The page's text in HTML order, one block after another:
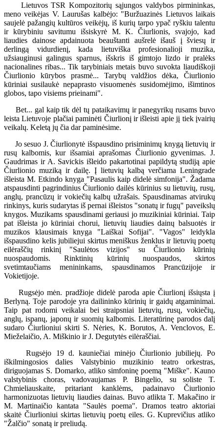
Lietuvos TSR Kompozitorių sąjungos valdybos pirmininkas,
meno veikėjas V. Laurušas kalbėjo: "Buržuazinės Lietuvos laikais
saujelė pažangių kultūros veikėjų, iš kurių tarpo ypač ryškiu talentu
ir kūrybiniu savitumu išsiskyrė M. K. Čiurlionis, svajojo, kad
liaudies dainose apdainuota beauštanti aušrelė išauš į šviesų ir
derlingą vidurdienį, kada lietuviška profesionalioji muzika,
užsiauginusi galingus sparnus, išskris iš gimtojo lizdo ir pralėks
nacionalines ribas... Tik tarybiniais metais buvo suvokta liaudiškoji
Čiurlionio kūrybos prasmė... Tarybų valdžios dėka, Čiurlionio
kūriniai susilaukė nepaprasto visuomenės susidomėjimo, išimtinos
globos, tapo visiems prieinami".
Bet... gal kaip tik dėl tų pataikavimų ir panegyrikų rusams buvo
leista Lietuvoje plačiai paminėti Čiurlionį ir išleisti apie jį tiek įvairių
veikalų. Keletą jų čia dar paminėsime.
Jo sesuo J. Čiurlionytė išspausdino prisiminimų knygą lietuvių ir
rusų kalbomis, kur išsamiai aprašomas Čiurlionio gyvenimas. J.
Gaudrimas ir A. Savickis išleido pakartotinai papildytą studiją apie
Čiurlionio muziką ir dailę. Į lietuvių kalbą verčiama Leningrade
išleista M. Etkindo knyga "Pasaulis kaip didelė simfonija". Žadama
atspausdinti pagrindinius Čiurlionio dailės kūrinius su lietuvių, rusų,
anglų, prancūzų ir vokiečių kalbų užrašais. Spausdinamas atvirukų
rinkinys, kuris sudarytas iš pernai išleistos "sonatų ir fugų" paveikslų
knygos. Muzikams spausdinami geriausi jo muzikiniai kūriniai. Taip
pat išleista jo kūriniai chorui, lietuvių liaudies dainų balsuotės ir
muzikos klausimais knyga "Laiškai Sofijai". "Vagos" leidykla
išspausdino kelis jubiliejui skirtus meniškus ženklus ir lietuvių poetų
eilėraščių rinkinį "Saulėtos vizijos" su Čiurlionio kūrinių
nuospaudomis. Rinktinių kūrinių nuospaudos, skirtos
svetimtaučiams menininkams, spausdinamos Prancūzijoje ir
Vokietijoje.
Rugsėjo mėn. pradžioje didelė paroda apie Čiurlionį išsiųsta į
Berlyną. Toje parodoje yra dailininko kūrinių ir gaidų atgaminimai.
Taip pat rodomi veikalai bei straipsniai lietuvių, rusų, vokiečių,
anglų, ispanų, japonų ir suomių kalbomis. Literatūrinę parodos dalį
sudaro Čiurlioniui skirti S. Nėries, K. Borutos, A. Venclovos, E.
Mieželaičio, A. Miškinio ir J. Degutytės eilėraščiai.
Rugsėjo 19 d. kauniečiai minėjo Čiurlionio jubiliejų. Po
iškilmingosios dalies Valstybinio muzikinio teatro orkestras,
diriguojamas S. Domarko, atliko simfoninę poemą "Miške". Kauno
valstybinis choras, vadovaujamas P. Bingelio, su soliste T.
Chmieliauskaite, pritariant kanklėms, padainavo Čiurlionio
harmonizuotas lietuvių liaudies dainas. Buvo atlikta T. Makačino ir
M. Martinaičio kantata "Saulės poema". Dramos teatro aktoriai
skaitė Čiurlioniui skirtas lietuvių poetų eiles. G. Kuprevičius atliko
"Žalčio" sonatą ir preliudą.